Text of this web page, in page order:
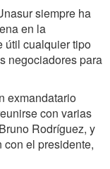
siempre ha
en la
útil cualquier tipo
negociadores para
exmandatario
con varias
Rodríguez, y
el presidente,